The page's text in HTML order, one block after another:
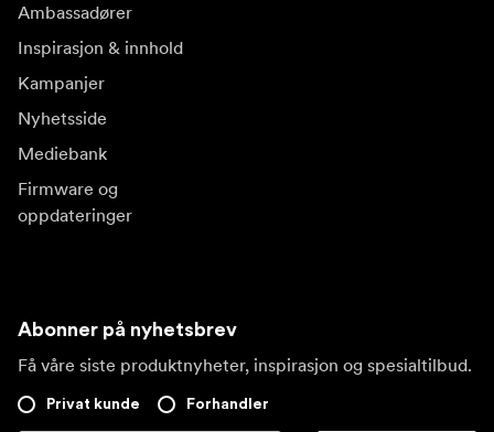
Ambassadører
Inspirasjon & innhold
Kampanjer
Nyhetsside
Mediebank
Firmware og
oppdateringer
Abonner på nyhetsbrev
Få våre siste produktnyheter, inspirasjon og spesialtilbud.
Privat kunde Forhandler